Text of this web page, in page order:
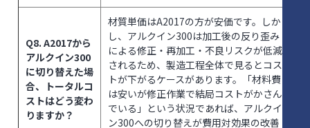
Q8. A2017から
アルクイン300
に切り替えた場
合、トータルコ
ストはどう変わ
りますか？
材質単価はA2017の方が安価です。しか
し、アルクイン300は加工後の反り歪み
による修正・再加工・不良リスクが低減
されるため、製造工程全体で見るとコス
トが下がるケースがあります。「材料費
は安いが修正作業で結局コストがかさん
でいる」という状況であれば、アルクイ
ン300への切り替えが費用対効果の改善